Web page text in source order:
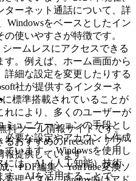
ターネット通話について、詳
Windowsをベースとしたイン
使いやすさが特徴です。
ームレスにアクセスできる
す。例えば、ホーム画面から
細な設定を変更したりする
社が提供するインターネ
標準搭載されていることが
れにより、多くのユーザーが
ュニケーションの手段とし
必要な設定やアカウント作成
います。 Windowsを使用し
には、AI（人工知能）技術
す。AIを活用することで、
料ツール情報サイトです。
おすすめのFreesoft・アプ
報提供しています。
、PDF編集、YouTube変換ソ